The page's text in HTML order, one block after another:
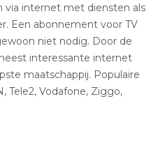
via internet met diensten als
Een abonnement voor TV
niet nodig. Door de
interessante internet
maatschappij. Populaire
Tele2, Vodafone, Ziggo,